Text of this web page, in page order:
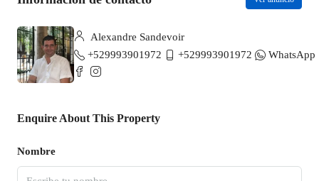
Alexandre Sandevoir
+529993901972
+529993901972 WhatsApp
Enquire About This Property
Nombre